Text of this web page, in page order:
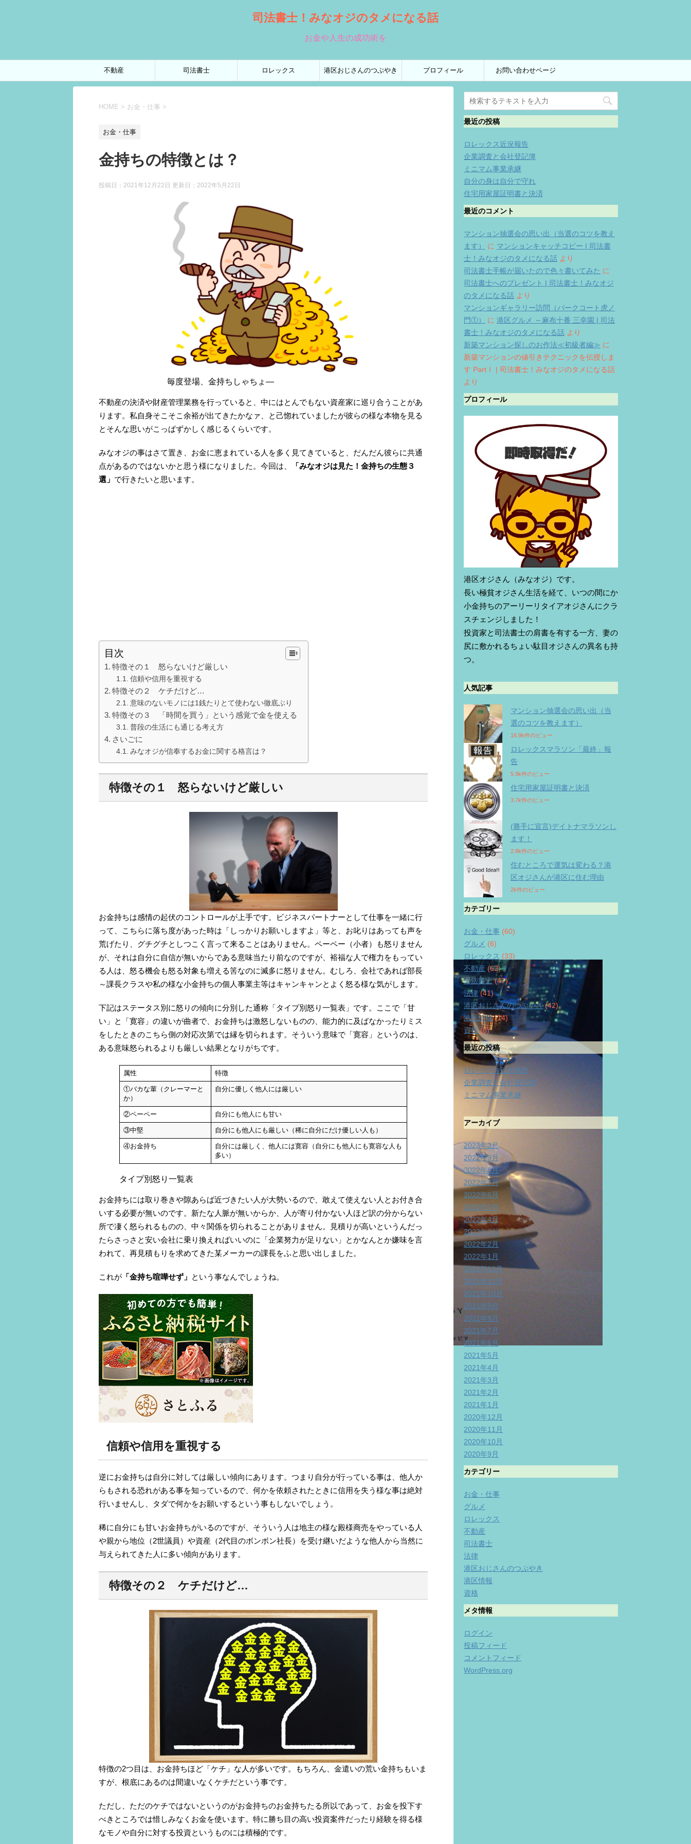
司法書士！みなオジのタメになる話
お金や人生の成功術を
不動産 司法書士 ロレックス 港区おじさんのつぶやき プロフィール お問い合わせページ
HOME > お金・仕事 >
お金・仕事
金持ちの特徴とは？
投稿日：2021年12月22日 更新日： 2022年5月22日
毎度登場、金持ちしゃちょ―
不動産の決済や財産管理業務を行っていると、中にはとんでもない資産家に巡り合うことがあ
ります。私自身そこそこ余裕が出てきたかなァ、と己惚れていましたが彼らの様な本物を見る
とそんな思いがこっぱずかしく感じるくらいです。
みなオジの事はさて置き、お金に恵まれている人を多く見てきていると、だんだん彼らに共通
点があるのではないかと思う様になりました。今回は、
「みなオジは見た！金持ちの生態３
選」 で行きたいと思います。
目次
特徴その１ 怒らないけど厳しい
信頼や信用を重視する
特徴その２ ケチだけど…
意味のないモノには1銭たりとて使わない徹底ぶり
特徴その３ 「時間を買う」という感覚で金を使える
普段の生活にも通じる考え方
さいごに
みなオジが信奉するお金に関する格言は？
特徴その１ 怒らないけど厳しい
お金持ちは感情の起伏のコントロールが上手です。ビジネスパートナーとして仕事を一緒に行
って、こちらに落ち度があった時は「しっかりお願いしますよ」等と、お叱りはあっても声を
荒げたり、グチグチとしつこく言って来ることはありません。ペーペー（小者）も怒りません
が、それは自分に自信が無いからである意味当たり前なのですが、裕福な人で権力をもってい
る人は、怒る機会も怒る対象も増える筈なのに滅多に怒りません。むしろ、会社であれば部長
～課長クラスや私の様な小金持ちの個人事業主等はキャンキャンとよく怒る様な気がします。
下記はステータス別に怒りの傾向に分別した通称「タイプ別怒り一覧表」です。ここで「甘
い」と「寛容」の違いが曲者で、お金持ちは激怒しないものの、能力的に及ばなかったりミス
をしたときのこちら側の対応次第では縁を切られます。そういう意味で「寛容」というのは、
ある意味怒られるよりも厳しい結果となりがちです。
属性 特徴
①バカな輩（クレーマーと
か）
自分に優しく他人には厳しい
②ペーペー 自分にも他人にも甘い
③中堅 自分にも他人にも厳しい（稀に自分にだけ優しい人も）
④お金持ち
自分には厳しく、他人には寛容（自分にも他人にも寛容な人も
多い）
タイプ別怒り一覧表
お金持ちには取り巻きや隙あらば近づきたい人が大勢いるので、敢えて使えない人とお付き合
いする必要が無いのです。新たな人脈が無いからか、人が寄り付かない人ほど訳の分からない
所で凄く怒られるものの、中々関係を切られることがありません。見積りが高いというんだっ
たらさっさと安い会社に乗り換えればいいのに「企業努力が足りない」とかなんとか嫌味を言
われて、再見積もりを求めてきた某メーカーの課長をふと思い出しました。
これが 「金持ち喧嘩せず」 という事なんでしょうね。
信頼や信用を重視する
逆にお金持ちは自分に対しては厳しい傾向にあります。つまり自分が行っている事は、他人か
らもされる恐れがある事を知っているので、何かを依頼されたときに信用を失う様な事は絶対
行いませんし、タダで何かをお願いするという事もしないでしょう。
稀に自分にも甘いお金持ちがいるのですが、そういう人は地主の様な殿様商売をやっている人
や親から地位（2世議員）や資産（2代目のボンボン社長）を受け継いだような他人から当然に
与えられてきた人に多い傾向があります。
特徴その２ ケチだけど…
特徴の2つ目は、お金持ちほど「ケチ」な人が多いです。もちろん、金遣いの荒い金持ちもいま
すが、根底にあるのは間違いなくケチだという事です。
ただし、ただのケチではないというのがお金持ちのお金持ちたる所以であって、お金を投下す
べきところでは惜しみなくお金を使います。特に勝ち目の高い投資案件だったり経験を得る様
なモノや自分に対する投資というものには積極的です。
最近の投稿
ロレックス近況報告
企業調査と会社登記簿
ミニマム事業承継
自分の身は自分で守れ
住宅用家屋証明書と決済
最近のコメント
マンション抽選会の思い出（当選のコツを教え
ます）
に マンションキャッチコピー | 司法書
士！みなオジのタメになる話 より
司法書士手帳が届いたので色々書いてみた に
司法書士へのプレゼント | 司法書士！みなオジ
のタメになる話 より
マンションギャラリー訪問（パークコート虎ノ
門①）
に 港区グルメ ～麻布十番 三幸園 | 司法
書士！みなオジのタメになる話 より
新築マンション探しのお作法≪初級者編≫ に
新築マンションの値引きテクニックを伝授しま
す PartⅠ | 司法書士！みなオジのタメになる話
より
プロフィール
港区オジさん（みなオジ）です。
長い極貧オジさん生活を経て、いつの間にか
小金持ちのアーリーリタイアオジさんにクラ
スチェンジしました！
投資家と司法書士の肩書を有する一方、妻の
尻に敷かれるちょい駄目オジさんの異名も持
つ。
人気記事
マンション抽選会の思い出（当
選のコツを教えます）
16.9k件のビュー
ロレックスマラソン「最終」報
告
5.9k件のビュー
住宅用家屋証明書と決済
3.7k件のビュー
(勝手に宣言)デイトナマラソンし
ます！
2.8k件のビュー
住むところで運気は変わる？港
区オジさんが港区に住む理由
2k件のビュー
カテゴリー
お金・仕事 (60)
グルメ (6)
ロレックス (33)
不動産 (62)
司法書士(47)
法律(41)
港区おじさんのつぶやき(42)
港区情報(14)
資格(6)
最近の投稿
ロレックス近況報告
企業調査と会社登記簿
ミニマム事業承継
アーカイブ
2023年3月
2022年9月
2022年8月
2022年7月
2022年6月
2022年5月
2022年4月
2022年3月
2022年2月
2022年1月
2021年12月
2021年11月
2021年10月
2021年9月
2021年8月
2021年7月
2021年6月
2021年5月
2021年4月
2021年3月
2021年2月
2021年1月
2020年12月
2020年11月
2020年10月
2020年9月
カテゴリー
お金・仕事
グルメ
ロレックス
不動産
司法書士
法律
港区おじさんのつぶやき
港区情報
資格
メタ情報
ログイン
投稿フィード
コメントフィード
WordPress.org